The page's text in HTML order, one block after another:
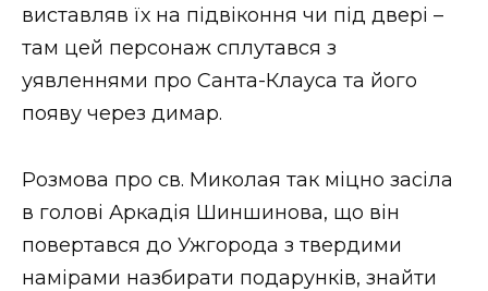
виставляв їх на підвіконня чи під двері –
там цей персонаж сплутався з
уявленнями про Санта-Клауса та його
появу через димар.
Розмова про св. Миколая так міцно засіла
в голові Аркадія Шиншинова, що він
повертався до Ужгорода з твердими
намірами назбирати подарунків, знайти